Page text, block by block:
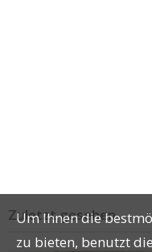
Zuletzt gesehen
Um Ihnen die
zu bieten, benutzt